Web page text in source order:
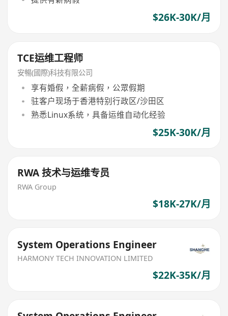
$26K-30K/月
TCE运维工程师
安暢(國際)科技有限公司
享有婚假，全薪病假，公眾假期
驻客户现场于香港特别行政区/沙田区
熟悉Linux系统，具备运维自动化经验
$25K-30K/月
RWA 技术与运维专员
RWA Group
$18K-27K/月
System Operations Engineer
HARMONY TECH INNOVATION LIMITED
$22K-35K/月